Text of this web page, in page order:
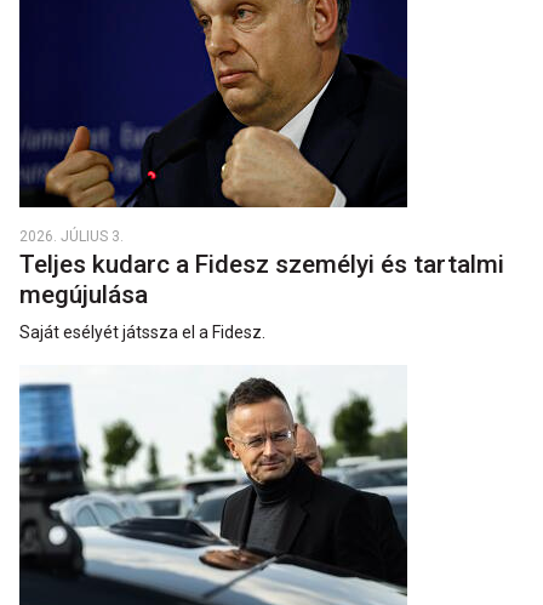
2026. JÚLIUS 3.
Teljes kudarc a Fidesz személyi és tartalmi
megújulása
Saját esélyét játssza el a Fidesz.